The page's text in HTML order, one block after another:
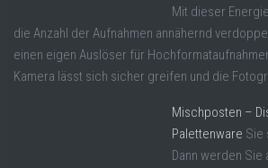
Mit dieser
die Anzahl der Aufnahmen annähernd
einen eigen Auslöser für
Kamera lässt sich sicher greifen und die
Mischposten –
Palettenware Sie
Dann werden